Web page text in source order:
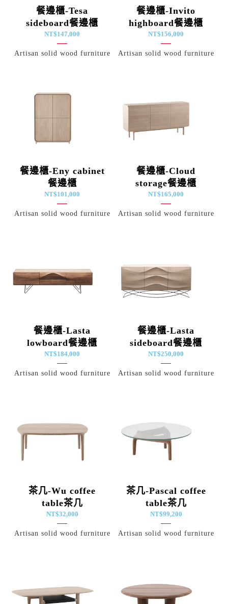
餐邊櫃-Tesa
sideboard餐邊櫃
NT$147,000
Artisan solid wood furniture
餐邊櫃-Invito
highboard餐邊櫃
NT$156,000
Artisan solid wood furniture
餐邊櫃-Eny cabinet
餐邊櫃
NT$101,000
Artisan solid wood furniture
餐邊櫃-Cloud
storage餐邊櫃
NT$165,000
Artisan solid wood furniture
餐邊櫃-Lasta
lowboard餐邊櫃
NT$184,000
Artisan solid wood furniture
餐邊櫃-Lasta
sideboard餐邊櫃
NT$250,000
Artisan solid wood furniture
茶几-Wu coffee
table茶几
NT$32,000
Artisan solid wood furniture
茶几-Pascal coffee
table茶几
NT$99,200
Artisan solid wood furniture